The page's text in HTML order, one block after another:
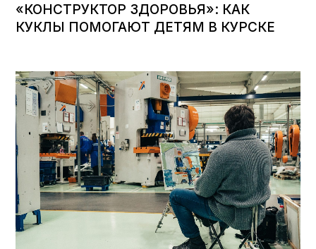
«КОНСТРУКТОР ЗДОРОВЬЯ»: КАК
КУКЛЫ ПОМОГАЮТ ДЕТЯМ В КУРСКЕ